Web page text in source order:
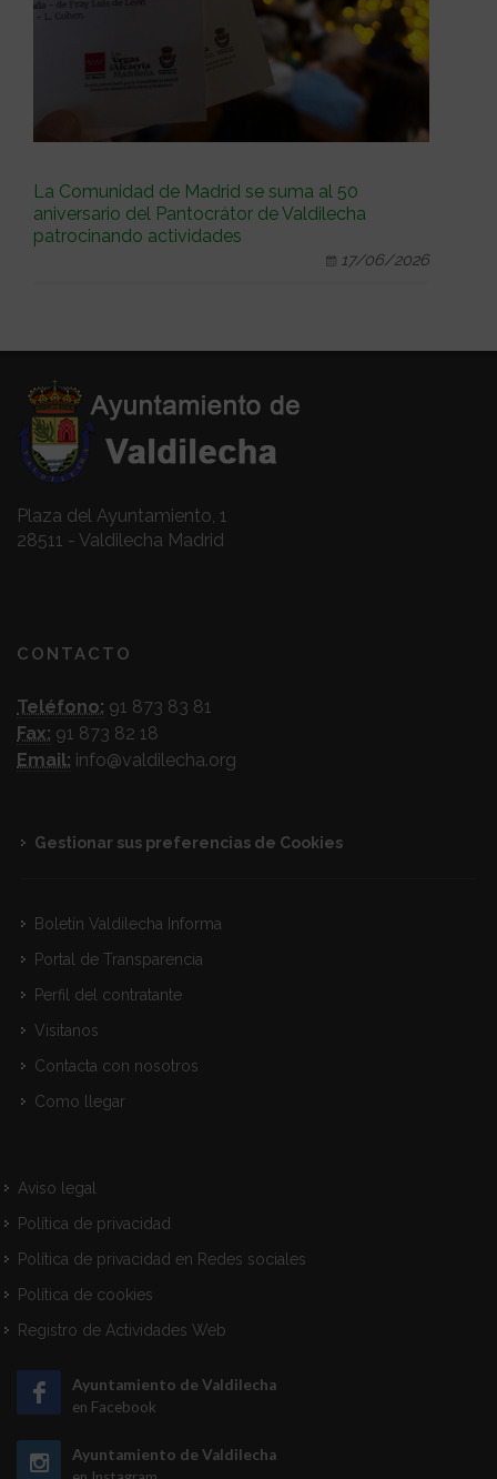
La Comunidad de Madrid se suma al 50
aniversario del Pantocrátor de Valdilecha
patrocinando actividades
17/06/2026
Plaza del Ayuntamiento, 1
28511 - Valdilecha Madrid
CONTACTO
Teléfono: 91 873 83 81
Fax: 91 873 82 18
Email: info@valdilecha.org
Gestionar sus preferencias de Cookies
Boletín Valdilecha Informa
Portal de Transparencia
Perfil del contratante
Visitanos
Contacta con nosotros
Como llegar
Aviso legal
Política de privacidad
Política de privacidad en Redes sociales
Política de cookies
Registro de Actividades Web
Ayuntamiento de Valdilecha
en Facebook
Ayuntamiento de Valdilecha